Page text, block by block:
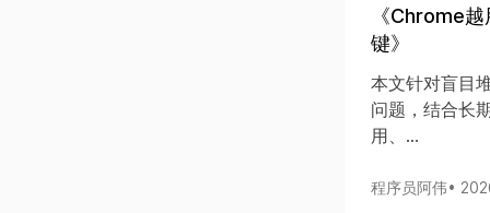
《Chrome
键》
本文针对盲目
问题，结合长
用、...
程序员阿伟•